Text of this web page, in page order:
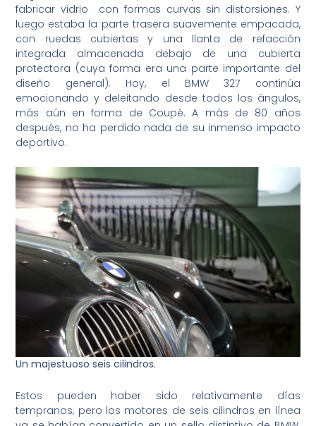
fabricar vidrio con formas curvas sin distorsiones. Y
luego estaba la parte trasera suavemente empacada,
con ruedas cubiertas y una llanta de refacción
integrada almacenada debajo de una cubierta
protectora (cuya forma era una parte importante del
diseño general). Hoy, el BMW 327 continúa
emocionando y deleitando desde todos los ángulos,
más aún en forma de Coupé. A más de 80 años
después, no ha perdido nada de su inmenso impacto
deportivo.
Un majestuoso seis cilindros.
Estos pueden haber sido relativamente días
tempranos, pero los motores de seis cilindros en línea